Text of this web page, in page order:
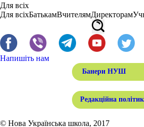
Для всіх
Для всіхБатькамВчителямДиректорам
Напишіть нам
Банери НУШ
Редакційна
© Нова Українська школа, 2017